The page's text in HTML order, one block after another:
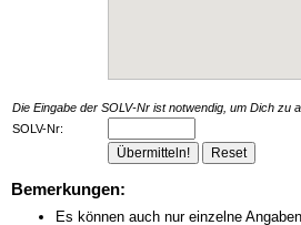
Die Eingabe der SOLV-Nr ist notwendig, um Dich zu
SOLV-Nr:
Bemerkungen:
Es können auch nur einzelne